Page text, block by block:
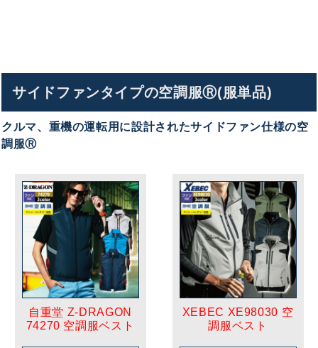
サイドファンタイプの空調服Ⓡ(服単品)
クルマ、重機の運転用に設計されたサイドファン仕様の空
調服Ⓡ
自重堂 Z-DRAGON
74270 空調服ベスト
XEBEC XE98030 空
調服ベスト